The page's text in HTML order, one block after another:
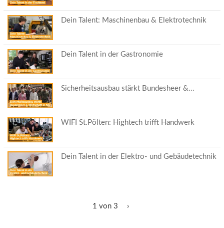
Dein Talent: Maschinenbau & Elektrotechnik
Dein Talent in der Gastronomie
Sicherheitsausbau stärkt Bundesheer &...
WIFI St.Pölten: Hightech trifft Handwerk
Dein Talent in der Elektro- und Gebäudetechnik
1 von 3 ›